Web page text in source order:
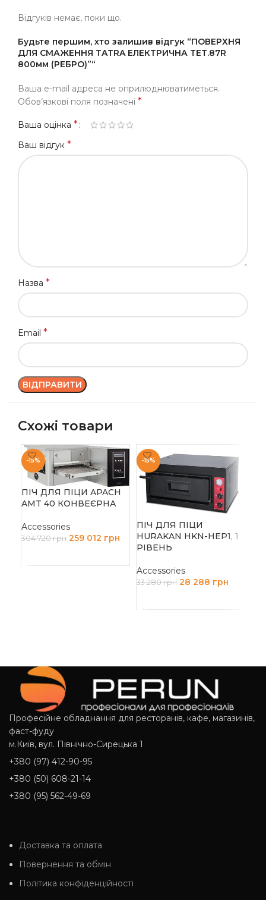
Відгуків немає, поки що.
Будьте першим, хто залишив відгук “ПОВЕРХНЯ
ДЛЯ СМАЖЕННЯ TATRA ЕЛЕКТРИЧНА TET.87R
800мм (РЕБРО)”“
Ваша e-mail адреса не оприлюднюватиметься.
Обов’язкові поля позначені *
Ваша оцінка *
Ваш відгук *
Назва *
Email *
Схожі товари
-15%
ПІЧ ДЛЯ ПІЦИ APACH
AMT 40 КОНВЕЄРНА
Accessories
304 720грн 259 012 грн
-15%
ПІЧ ДЛЯ ПІЦИ
HURAKAN HKN-HEP1, 1
РІВЕНЬ
Accessories
33 280грн 28 288 грн
Професійне обладнання для ресторанів, кафе, магазинів,
фаст-фуду
м.Київ, вул. Північно-Сирецька 1
+380 (97) 412-90-95
+380 (50) 608-21-14
+380 (95) 562-49-69
Доставка та оплата
Повернення та обмін
Політика конфіденційності